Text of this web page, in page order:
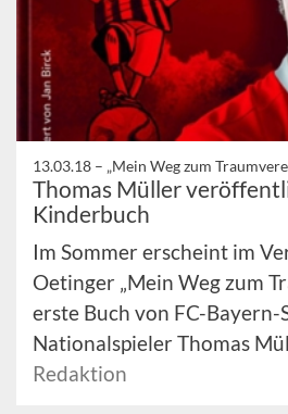
13.03.18 – „Mein Weg zum
Thomas Müller
Kinderbuch
Im Sommer erscheint im
Oetinger „Mein Weg zum
erste Buch von FC-Bayern-
Nationalspieler Thomas
Redaktion